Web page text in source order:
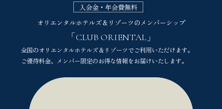
入会金・年会費無料
オリエンタルホテルズ＆リゾーツのメンバーシップ
「CLUB ORIENTAL」
全国のオリエンタルホテルズ＆リゾーツでご利用いただけます。
ご優待料金、メンバー限定のお得な情報をお届けいたします。